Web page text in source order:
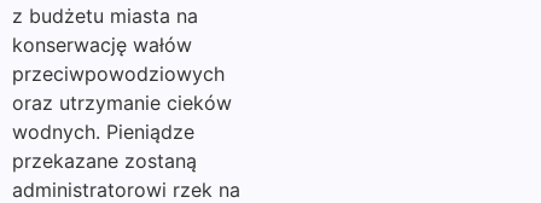
z budżetu miasta na
konserwację wałów
przeciwpowodziowych
oraz utrzymanie cieków
wodnych. Pieniądze
przekazane zostaną
administratorowi rzek na